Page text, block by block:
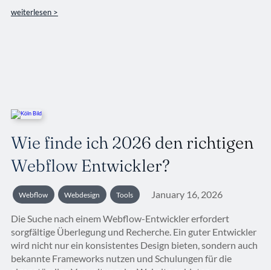
weiterlesen >
Wie finde ich 2026 den richtigen
Webflow Entwickler?
Webflow Webdesign Tools January 16, 2026
Die Suche nach einem Webflow-Entwickler erfordert
sorgfältige Überlegung und Recherche. Ein guter Entwickler
wird nicht nur ein konsistentes Design bieten, sondern auch
bekannte Frameworks nutzen und Schulungen für die